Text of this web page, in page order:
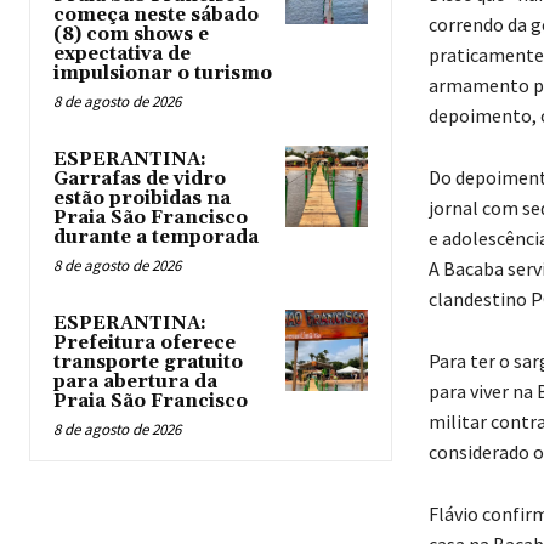
começa neste sábado
(8) com shows e
expectativa de
impulsionar o turismo
8 de agosto de 2026
ESPERANTINA:
Garrafas de vidro
estão proibidas na
Praia São Francisco
durante a temporada
8 de agosto de 2026
ESPERANTINA:
Prefeitura oferece
transporte gratuito
para abertura da
Praia São Francisco
8 de agosto de 2026
correndo da
armamento
depoimento,
Do
jornal com
e
A Bacaba
clandestino
Para ter o
para viver na
militar contra
considerado
Flávio